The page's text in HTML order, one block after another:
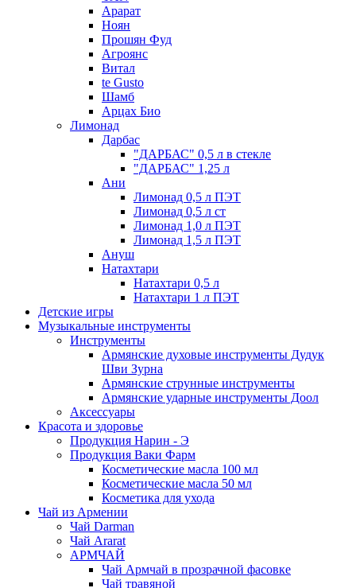
Арарат
Ноян
Прошян Фуд
Агроянс
Витал
te Gusto
Шамб
Арцах Био
Лимонад
Дарбас
"ДАРБАС" 0,5 л в стекле
"ДАРБАС" 1,25 л
Ани
Лимонад 0,5 л ПЭТ
Лимонад 0,5 л ст
Лимонад 1,0 л ПЭТ
Лимонад 1,5 л ПЭТ
Ануш
Натахтари
Натахтари 0,5 л
Натахтари 1 л ПЭТ
Детские игры
Музыкальные инструменты
Инструменты
Армянские духовые инструменты Дудук
Шви Зурна
Армянские струнные инструменты
Армянские ударные инструменты Доол
Аксессуары
Красота и здоровье
Продукция Нарин - Э
Продукция Ваки Фарм
Косметические масла 100 мл
Косметические масла 50 мл
Косметика для ухода
Чай из Армении
Чай Darman
Чай Ararat
АРМЧАЙ
Чай Армчай в прозрачной фасовке
Чай травяной